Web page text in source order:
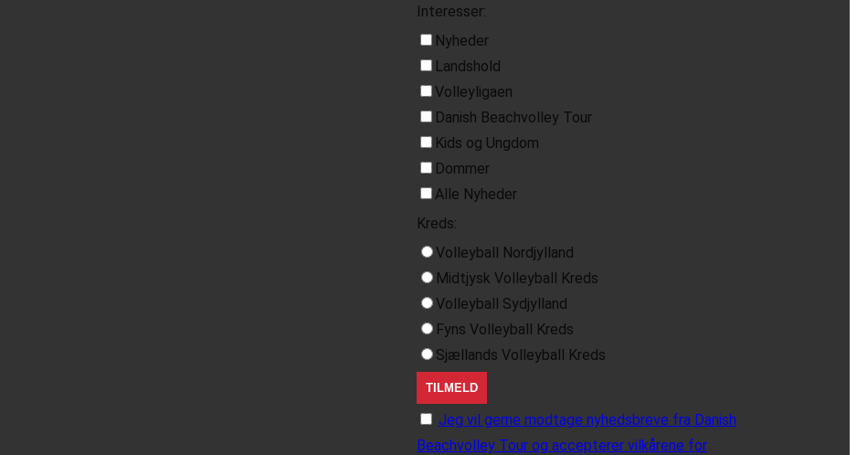
Interesser:
Nyheder
Landshold
Volleyligaen
Danish Beachvolley Tour
Kids og Ungdom
Dommer
Alle Nyheder
Kreds:
Volleyball Nordjylland
Midtjysk Volleyball Kreds
Volleyball Sydjylland
Fyns Volleyball Kreds
Sjællands Volleyball Kreds
Jeg vil gerne modtage nyhedsbreve fra Danish
Beachvolley Tour og accepterer vilkårene for